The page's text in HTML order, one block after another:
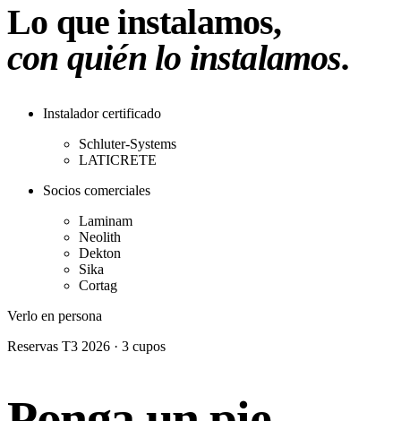
Lo que instalamos,
con quién lo instalamos.
Instalador certificado
Schluter-Systems
LATICRETE
Socios comerciales
Laminam
Neolith
Dekton
Sika
Cortag
Verlo en persona
Reservas T3 2026 · 3 cupos